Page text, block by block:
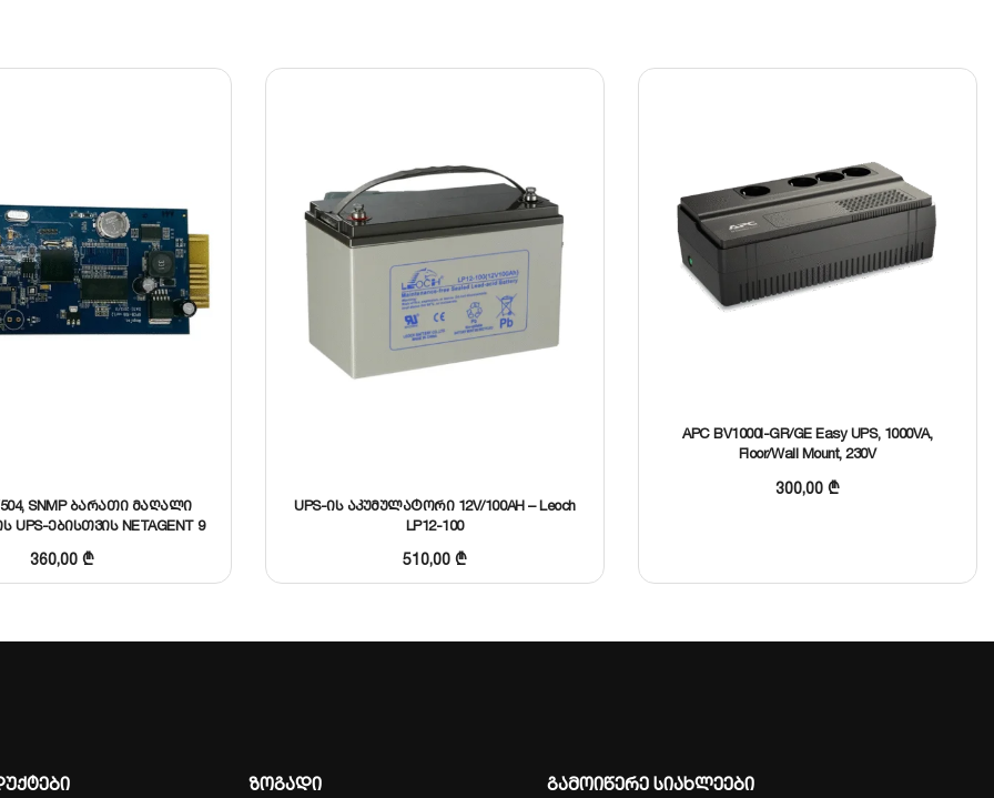
(Intelligent Slot) და მხარს უჭერს IPv4/IPv6 პროტოკოლებს.
ხარვეზების რისკს და ზრდის თქვენი IT ინფრასტრუქტურის მართვის ეფექტურობას.
SNMP ბარათი მაღალი
UPS-ებისთვის NETAGENT 9
360,00₾
UPS-ის აკუმულატორი 12V/100AH – Leoch
LP12-100
510,00 ₾
APC BV1000I-GR/GE Easy UPS, 1000VA,
Floor/Wall Mount, 230V
300,00 ₾
ზოგადი გამოიწერე სიახლეები